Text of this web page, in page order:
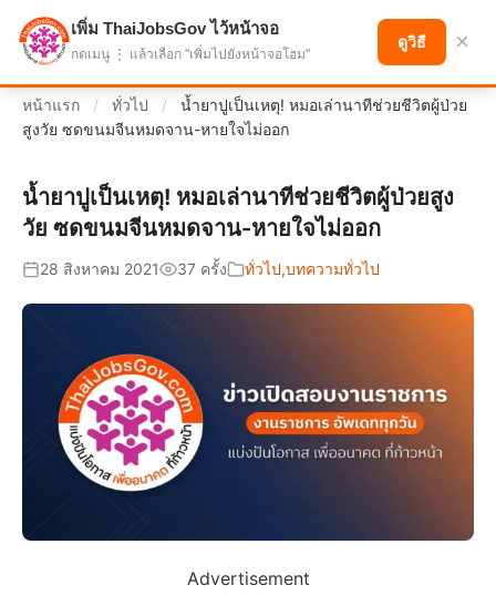
แบ่งปันโอกาส เพื่ออนาคตที่ก้าวหน้า
หน้าแรก / ทั่วไป /
น้ำยาปูเป็นเหตุ! หมอเล่านาทีช่วยชีวิตผู้ป่วย
สูงวัย ซดขนมจีนหมดจาน-หายใจไม่ออก
น้ำยาปูเป็นเหตุ! หมอเล่านาทีช่วยชีวิตผู้ป่วยสูง
วัย ซดขนมจีนหมดจาน-หายใจไม่ออก
28 สิงหาคม 2021 37 ครั้ง ทั่วไป,บทความทั่วไป
Advertisement
เพิ่ม ThaiJobsGov ไว้หน้าจอ
กดเมนู ⋮ แล้วเลือก "เพิ่มไปยังหน้าจอโฮม"
ดูวิธี ×